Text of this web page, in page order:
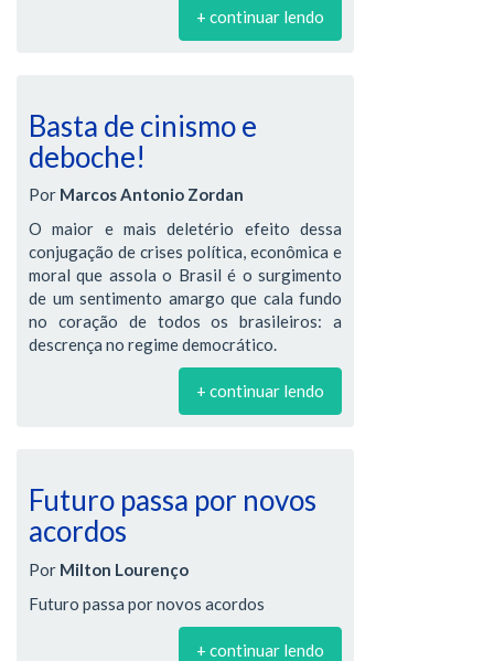
+ continuar lendo
Basta de cinismo e
deboche!
Por Marcos Antonio Zordan
O maior e mais deletério efeito dessa
conjugação de crises política, econômica e
moral que assola o Brasil é o surgimento
de um sentimento amargo que cala fundo
no coração de todos os brasileiros: a
descrença no regime democrático.
+ continuar lendo
Futuro passa por novos
acordos
Por Milton Lourenço
Futuro passa por novos acordos
+ continuar lendo